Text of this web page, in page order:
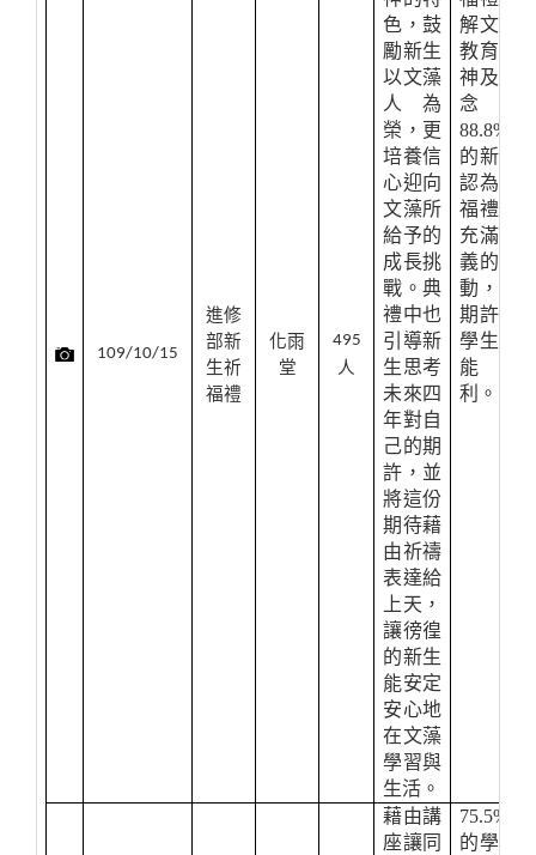
109/10/15
進修
部新
生祈
福禮
化雨
堂
495
人
色，鼓
勵新生
以文藻
人為
榮，更
培養信
心迎向
文藻所
給予的
成長挑
戰。典
禮中也
引導新
生思考
未來四
年對自
己的期
許，並
將這份
期待藉
由祈禱
表達給
上天，
讓徬徨
的新生
能安定
安心地
在文藻
學習與
生活。
解文藻
教育精
神及理
念，
88.8%
的新生
認為祈
福禮是
充滿意
義的活
動，並
期許大
學生涯
能順
利。
藉由講
座讓同
75.5%
的學生